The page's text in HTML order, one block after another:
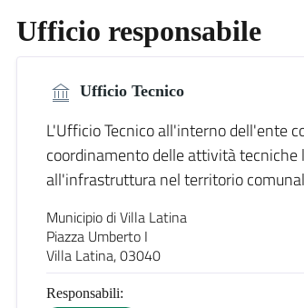
Ufficio responsabile
Ufficio Tecnico
L'Ufficio Tecnico all'interno dell'ente
coordinamento delle attività tecniche
all'infrastruttura nel territorio
Municipio di Villa Latina
Piazza Umberto I
Villa Latina, 03040
Responsabili: